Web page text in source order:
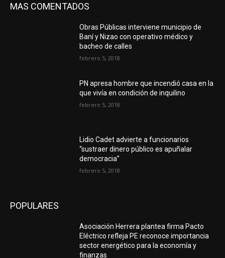
MAS COMENTADOS
Obras Públicas interviene municipio de
Baní y Nizao con operativo médico y
bacheo de calles
febrero 5, 2018
PN apresa hombre que incendió casa en la
que vivía en condición de inquilino
febrero 5, 2018
Lidio Cadet advierte a funcionarios
“sustraer dinero público es apuñalar
democracia”
febrero 5, 2018
POPULARES
Asociación Herrera plantea firma Pacto
Eléctrico refleja PE reconoce importancia
sector energético para la economía y
finanzas